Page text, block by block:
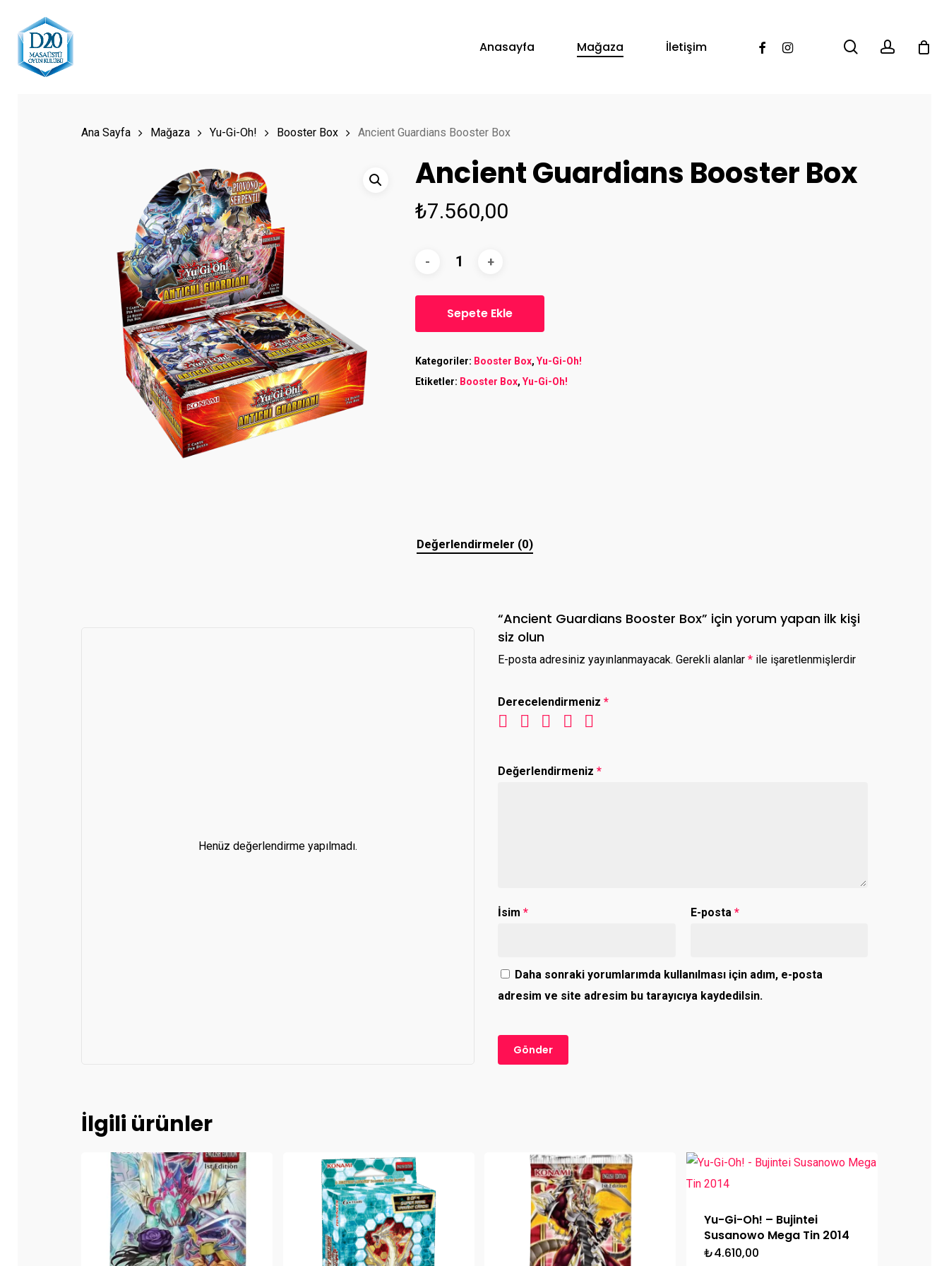
content
Anasayfa Mağaza İletişim FacebookInstagram searchaccount
Ana Sayfa Mağaza Yu-Gi-Oh! Booster Box Ancient Guardians Booster Box
Ancient Guardians Booster Box
₺7.560,00
Sepete Ekle
Kategoriler: Booster Box,Yu-Gi-Oh!
Etiketler: Booster Box,Yu-Gi-Oh!
Değerlendirmeler (0)
Henüz değerlendirme yapılmadı.
“Ancient Guardians Booster Box” için yorum yapan ilk kişi
siz olun
E-posta adresiniz yayınlanmayacak. Gerekli alanlar* ile işaretlenmişlerdir
Derecelendirmeniz*
Değerlendirmeniz*
İsim* E-posta *
Daha sonraki yorumlarımda kullanılması için adım, e-posta
adresim ve site adresim bu tarayıcıya kaydedilsin.
İlgili ürünler
Yu-Gi-Oh! – Bujintei
Susanowo Mega Tin 2014
₺4.610,00